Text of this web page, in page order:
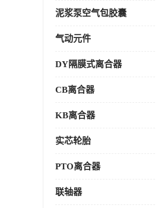
泥浆泵空气包胶囊
气动元件
DY隔膜式离合器
CB离合器
KB离合器
实芯轮胎
PTO离合器
联轴器